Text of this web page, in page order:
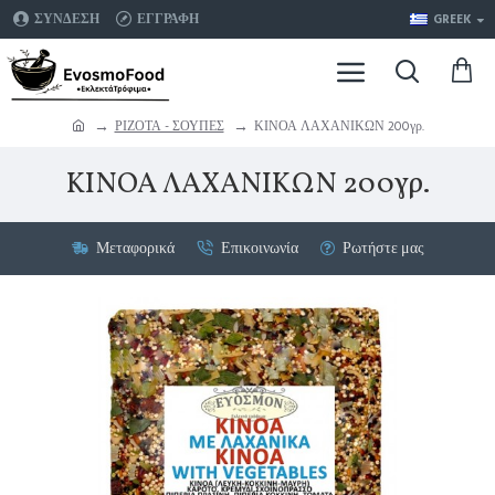
ΣΥΝΔΕΣΗ ΕΓΓΡΑΦΗ GREEK
ΡΙΖΟΤΑ - ΣΟΥΠΕΣ ΚΙΝΟΑ ΛΑΧΑΝΙΚΩΝ 200γρ.
ΚΙΝΟΑ ΛΑΧΑΝΙΚΩΝ 200γρ.
Μεταφορικά Επικοινωνία Ρωτήστε μας